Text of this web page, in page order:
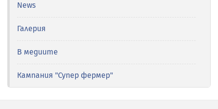
News
Галерия
В медиите
Кампания "Супер фермер"